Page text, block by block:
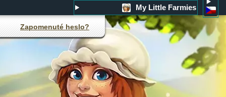
My Little Farmies
Zapomenuté heslo?